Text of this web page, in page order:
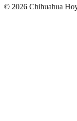
© 2026 Chihuahua